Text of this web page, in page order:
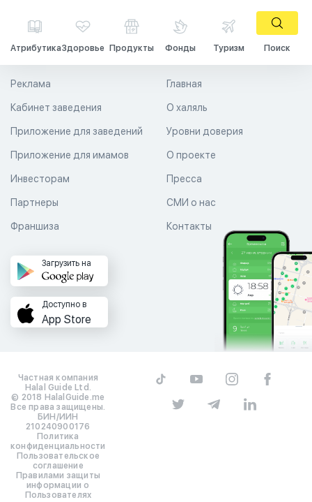
АтрибутикаЗдоровье Продукты Фонды Туризм Поиск
Главная
О халяль
Уровни доверия
Реклама
Кабинет заведения
Приложение для заведений
Приложение для имамов О проекте
Пресса
СМИ о нас
Контакты
Инвесторам
Партнеры
Франшиза
Загрузить на
Доступно в
App Store
Частная компания
Halal Guide Ltd.
© 2018 HalalGuide.me
Все права защищены.
БИН/ИИН
210240900176
Политика
конфиденциальности
Пользовательское
соглашение
Правилами защиты
информации о
Пользователях